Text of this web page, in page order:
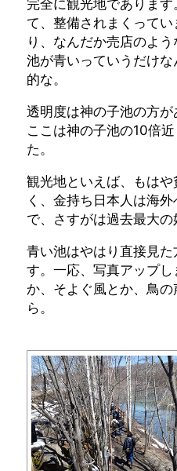
完全に観光地でありま
て、整備されまくって
り、なんだか売店のよう
池が青いっていうだけ
的な。
透明度は神の子池の方が
ここは神の子池の10倍
た。
観光地といえば、もは
く、金持ち日本人は海
で、さすがは過去最大の
青い池はやはり直接見
す。一応、写真アップ
か、そよぐ風とか、鳥
ら。